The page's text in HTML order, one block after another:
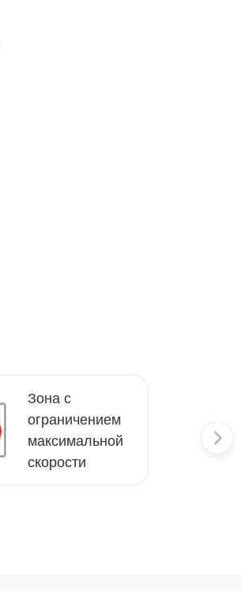
Зона с
ограничением
максимальной
скорости